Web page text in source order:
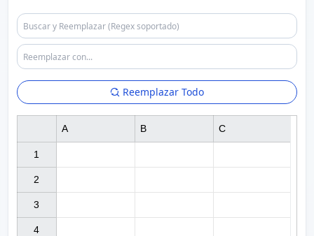
Reemplazar Todo
1
2
3
4
A B C